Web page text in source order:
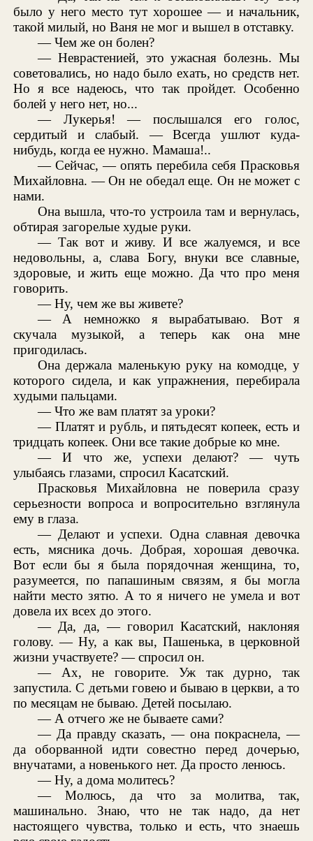
было у него место тут хорошее — и начальник,
такой милый, но Ваня не мог и вышел в отставку.
— Чем же он болен?
— Неврастенией, это ужасная болезнь. Мы
советовались, но надо было ехать, но средств нет.
Но я все надеюсь, что так пройдет. Особенно
болей у него нет, но...
— Лукерья! — послышался его голос,
сердитый и слабый. — Всегда ушлют куда-
нибудь, когда ее нужно. Мамаша!..
— Сейчас, — опять перебила себя Прасковья
Михайловна. — Он не обедал еще. Он не может с
нами.
Она вышла, что-то устроила там и вернулась,
обтирая загорелые худые руки.
— Так вот и живу. И все жалуемся, и все
недовольны, а, слава Богу, внуки все славные,
здоровые, и жить еще можно. Да что про меня
говорить.
— Ну, чем же вы живете?
— А немножко я вырабатываю. Вот я
скучала музыкой, а теперь как она мне
пригодилась.
Она держала маленькую руку на комодце, у
которого сидела, и как упражнения, перебирала
худыми пальцами.
— Что же вам платят за уроки?
— Платят и рубль, и пятьдесят копеек, есть и
тридцать копеек. Они все такие добрые ко мне.
— И что же, успехи делают? — чуть
улыбаясь глазами, спросил Касатский.
Прасковья Михайловна не поверила сразу
серьезности вопроса и вопросительно взглянула
ему в глаза.
— Делают и успехи. Одна славная девочка
есть, мясника дочь. Добрая, хорошая девочка.
Вот если бы я была порядочная женщина, то,
разумеется, по папашиным связям, я бы могла
найти место зятю. А то я ничего не умела и вот
довела их всех до этого.
— Да, да, — говорил Касатский, наклоняя
голову. — Ну, а как вы, Пашенька, в церковной
жизни участвуете? — спросил он.
— Ах, не говорите. Уж так дурно, так
запустила. С детьми говею и бываю в церкви, а то
по месяцам не бываю. Детей посылаю.
— А отчего же не бываете сами?
— Да правду сказать, — она покраснела, —
да оборванной идти совестно перед дочерью,
внучатами, а новенького нет. Да просто ленюсь.
— Ну, а дома молитесь?
— Молюсь, да что за молитва, так,
машинально. Знаю, что не так надо, да нет
настоящего чувства, только и есть, что знаешь